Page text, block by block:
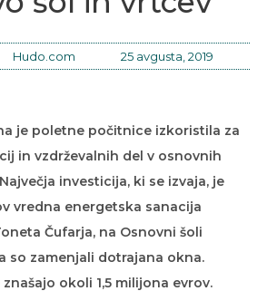
Hudo.com 25 avgusta, 2019
je poletne počitnice izkoristila za
in vzdrževalnih del v osnovnih
investicija, ki se izvaja, je
vredna energetska sanacija
Čufarja, na Osnovni šoli
so zamenjali dotrajana okna.
okoli 1,5 milijona evrov.